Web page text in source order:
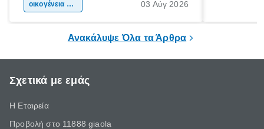
χώρας. Είτε πρόκειται για λίγες μέρες
οικογένεια & παιδί 03 Αύγ 2026
Ανακάλυψε Όλα τα Άρθρα
Σχετικά με εμάς
Η Εταιρεία
Προβολή στο 11888 giaola